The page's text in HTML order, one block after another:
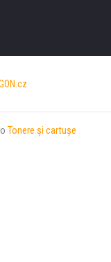
Tonere şi cartuşe